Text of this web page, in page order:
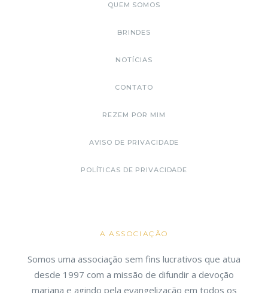
QUEM SOMOS
BRINDES
NOTÍCIAS
CONTATO
REZEM POR MIM
AVISO DE PRIVACIDADE
POLÍTICAS DE PRIVACIDADE
A ASSOCIAÇÃO
Somos uma associação sem fins lucrativos que atua
desde 1997 com a missão de difundir a devoção
mariana e agindo pela evangelização em todos os